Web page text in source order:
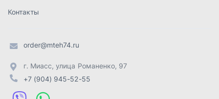
г. Челябинск
+7 (904) 945-04-44